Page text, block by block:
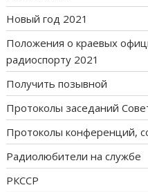
Новый год 2021
Положения о краевых
радиоспорту 2021
Получить позывной
Протоколы заседаний
Протоколы конференций,
Радиолюбители на службе
РКССР